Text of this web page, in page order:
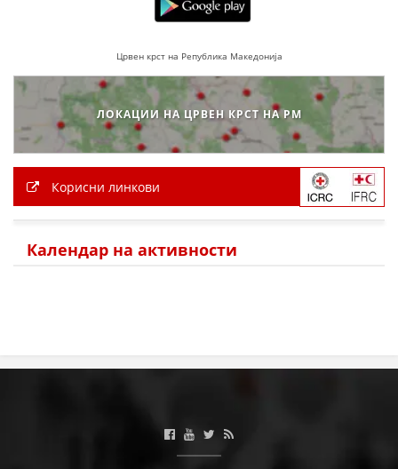
ФОРМУЛАРИ ЗА БАРАЊА
ЗДРАВСТВЕНО ПРЕВЕНТИВНА ДЕЈНОСТ
ПРВА ПОМОШ
Црвен крст на Република Македонија
ЛОКАЦИИ НА ЦРВЕН КРСТ НА РМ
Корисни линкови
Календар на активности